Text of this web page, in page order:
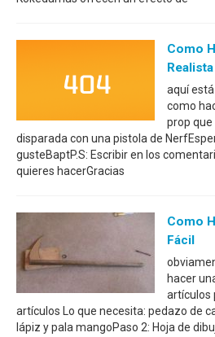
Como
aquí
como
prop
disparada con una pistola de
gusteBaptP.S: Escribir en los
quieres hacerGracias
Como
Fácil
hacer
artículos
artículos Lo que necesita: pedazo de
lápiz y pala mangoPaso 2: Hoja de